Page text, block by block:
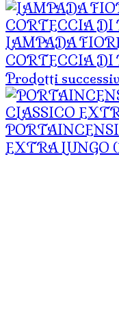
LAMPADA
CORTECCIA DI
Prodotti
EXTRA LUNGO